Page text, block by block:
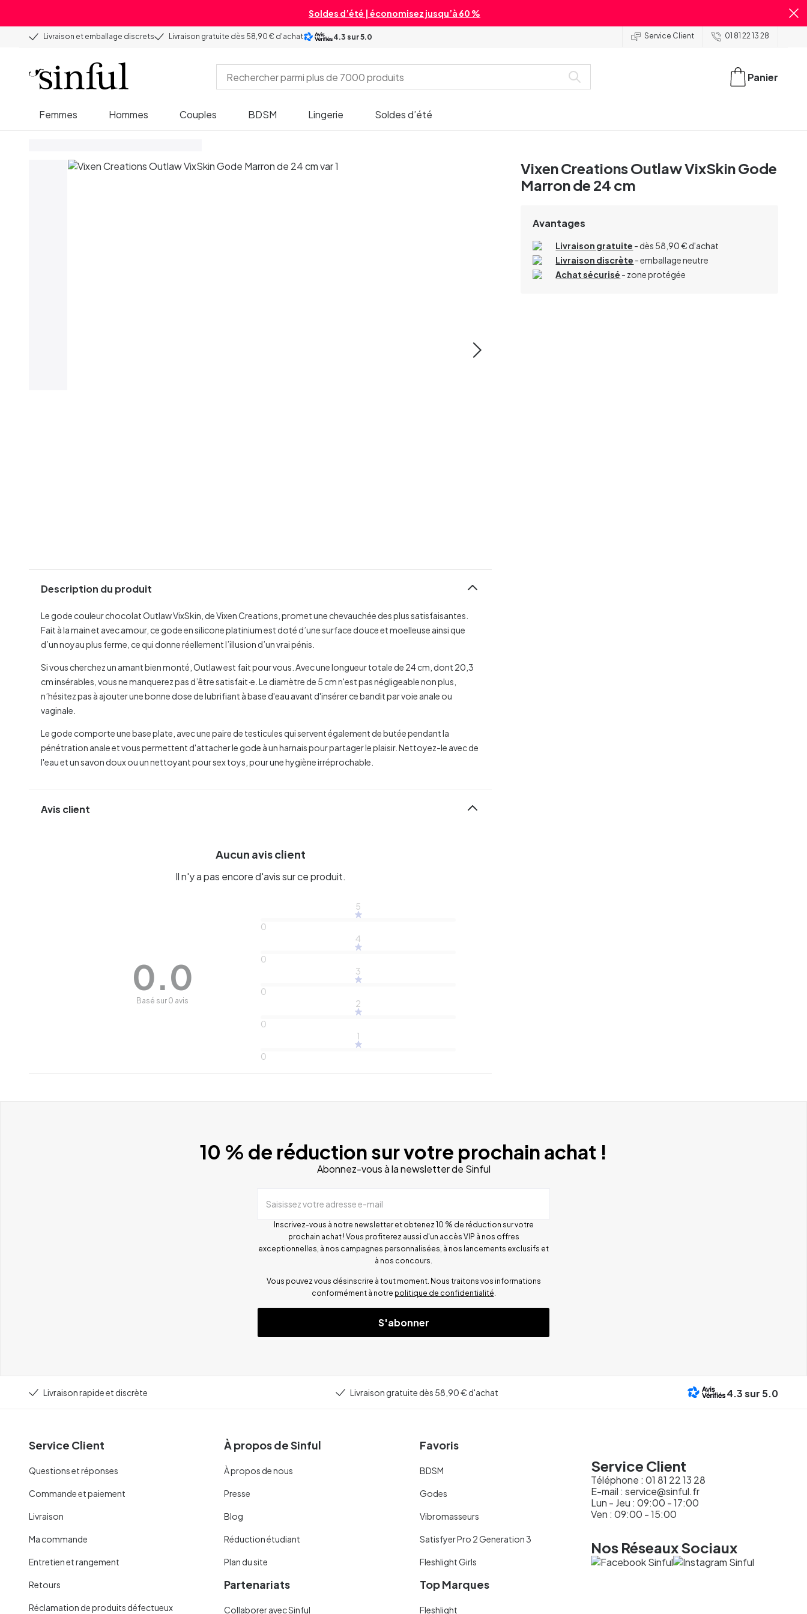
Soldes d’été | économisez jusqu’à 60 %
Livraison et emballage discrets Livraison gratuite dès 58,90 € d'achat 4.3 sur 5.0 Service Client 01 81 22 13 28
Femmes Hommes Couples BDSM Lingerie Soldes d’été
Panier
Vixen Creations Outlaw VixSkin Gode
Marron de 24 cm
Avantages
Livraison gratuite - dès 58,90 € d'achat
Livraison discrète - emballage neutre
Achat sécurisé - zone protégée
Description du produit
Le gode couleur chocolat Outlaw VixSkin, de Vixen Creations, promet une chevauchée des plus satisfaisantes.
Fait à la main et avec amour, ce gode en silicone platinium est doté d’une surface douce et moelleuse ainsi que
d’un noyau plus ferme, ce qui donne réellement l’illusion d’un vrai pénis.
Si vous cherchez un amant bien monté, Outlaw est fait pour vous. Avec une longueur totale de 24 cm, dont 20,3
cm insérables, vous ne manquerez pas d’être satisfait·e. Le diamètre de 5 cm n'est pas négligeable non plus,
n’hésitez pas à ajouter une bonne dose de lubrifiant à base d'eau avant d'insérer ce bandit par voie anale ou
vaginale.
Le gode comporte une base plate, avec une paire de testicules qui servent également de butée pendant la
pénétration anale et vous permettent d'attacher le gode à un harnais pour partager le plaisir. Nettoyez-le avec de
l'eau et un savon doux ou un nettoyant pour sex toys, pour une hygiène irréprochable.
Avis client
Aucun avis client
Il n'y a pas encore d'avis sur ce produit.
0.0
Basé sur 0 avis
5
0
4
0
3
0
2
0
1
0
10 % de réduction sur votre prochain achat !
Abonnez-vous à la newsletter de Sinful
Saisissez votre adresse e-mail
Inscrivez-vous à notre newsletter et obtenez 10 % de réduction sur votre
prochain achat ! Vous profiterez aussi d'un accès VIP à nos offres
exceptionnelles, à nos campagnes personnalisées, à nos lancements exclusifs et
à nos concours.
Vous pouvez vous désinscrire à tout moment. Nous traitons vos informations
conformément à notre politique de confidentialité
S'abonner
Livraison rapide et discrète Livraison gratuite dès 58,90 € d'achat 4.3sur 5.0
Service Client
Questions et réponses
Commande et paiement
Livraison
Ma commande
Entretien et rangement
Retours
Réclamation de produits défectueux
À propos de Sinful
À propos de nous
Presse
Blog
Réduction étudiant
Plan du site
Partenariats
Collaborer avec Sinful
Favoris
BDSM
Godes
Vibromasseurs
Satisfyer Pro 2 Generation 3
Fleshlight Girls
Top Marques
Fleshlight
Service Client
Téléphone : 01 81 22 13 28
E-mail : service@sinful.fr
Lun - Jeu : 09:00 - 17:00
Ven : 09:00 - 15:00
Nos Réseaux Sociaux